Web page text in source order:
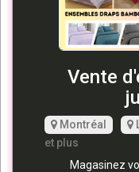
Vente
Montréal
et plus
Magasinez